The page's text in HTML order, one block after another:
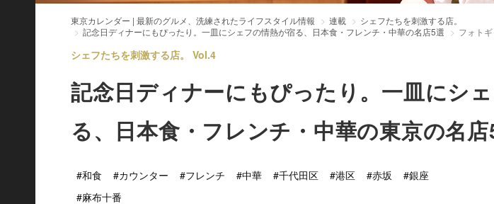
東京カレンダー | 最新のグルメ、洗練されたライフスタイル情報 連載
シェフたちを刺激する店。
記念日ディナーにもぴったり。一皿にシェフの情熱が宿る、日本食・フレンチ・中華の名店5選
フォト
シェフたちを刺激する店。 Vol.4
記念日ディナーにもぴったり。一皿にシ
る、日本食・フレンチ・中華の東京の名
#和食 #カウンター #フレンチ #中華 #千代田区 #港区 #赤坂
#銀座
#麻布十番